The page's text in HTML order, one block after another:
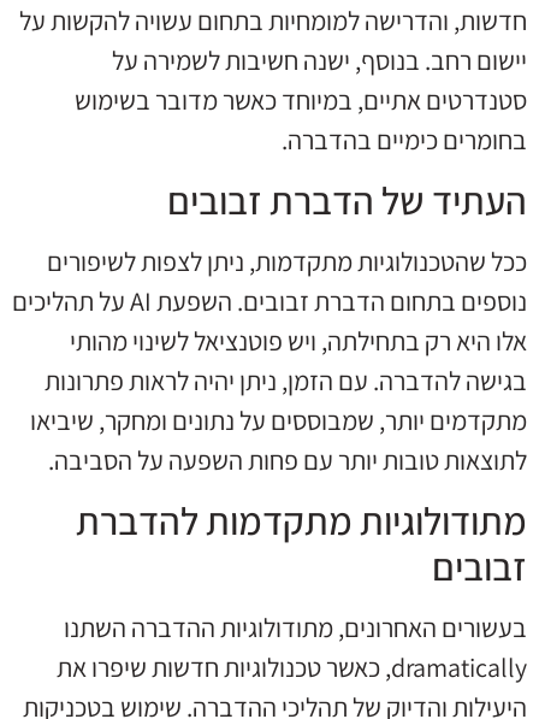
חדשות, והדרישה למומחיות בתחום עשויה להקשות על
יישום רחב. בנוסף, ישנה חשיבות לשמירה על
סטנדרטים אתיים, במיוחד כאשר מדובר בשימוש
בחומרים כימיים בהדברה.
העתיד של הדברת זבובים
ככל שהטכנולוגיות מתקדמות, ניתן לצפות לשיפורים
נוספים בתחום הדברת זבובים. השפעת AI על תהליכים
אלו היא רק בתחילתה, ויש פוטנציאל לשינוי מהותי
בגישה להדברה. עם הזמן, ניתן יהיה לראות פתרונות
מתקדמים יותר, שמבוססים על נתונים ומחקר, שיביאו
לתוצאות טובות יותר עם פחות השפעה על הסביבה.
מתודולוגיות מתקדמות להדברת
זבובים
בעשורים האחרונים, מתודולוגיות ההדברה השתנו
dramatically, כאשר טכנולוגיות חדשות שיפרו את
היעילות והדיוק של תהליכי ההדברה. שימוש בטכניקות